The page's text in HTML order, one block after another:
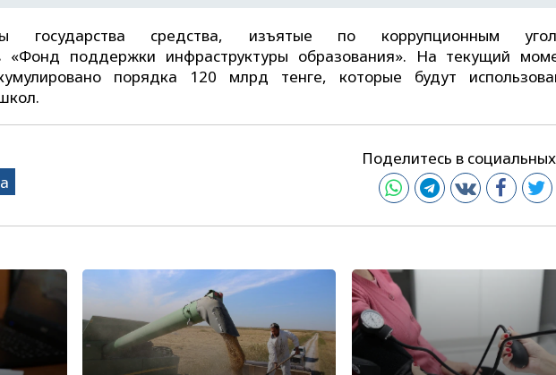
государства средства, изъятые по коррупционным
«Фонд поддержки инфраструктуры образования». На текущий
порядка 120 млрд тенге, которые будут
Поделитесь в